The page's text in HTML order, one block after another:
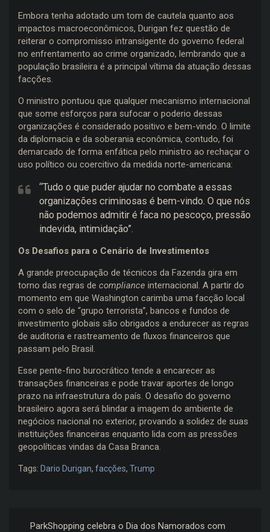
Embora tenha adotado um tom de cautela quanto aos
impactos macroeconômicos, Durigan fez questão de
reiterar o compromisso intransigente do governo federal
no enfrentamento ao crime organizado, lembrando que a
população brasileira é a principal vítima da atuação dessas
facções.
O ministro pontuou que qualquer mecanismo internacional
que some esforços para sufocar o poderio dessas
organizações é considerado positivo e bem-vindo. O limite
da diplomacia e da soberania econômica, contudo, foi
demarcado de forma enfática pelo ministro ao rechaçar o
uso político ou coercitivo da medida norte-americana:
“Tudo o que puder ajudar no combate a essas
organizações criminosas é bem-vindo. O que nós
não podemos admitir é faca no pescoço, pressão
indevida, intimidação”.
Os Desafios para o Cenário de Investimentos
A grande preocupação de técnicos da Fazenda gira em
torno das regras de compliance internacional. A partir do
momento em que Washington carimba uma facção local
com o selo de “grupo terrorista”, bancos e fundos de
investimento globais são obrigados a endurecer as regras
de auditoria e rastreamento de fluxos financeiros que
passam pelo Brasil.
Esse pente-fino burocrático tende a encarecer as
transações financeiras e pode travar aportes de longo
prazo na infraestrutura do país. O desafio do governo
brasileiro agora será blindar a imagem do ambiente de
negócios nacional no exterior, provando a solidez de suas
instituições financeiras enquanto lida com as pressões
geopolíticas vindas da Casa Branca.
Tags: Dario Durigan, facções, Trump
ParkShopping celebra o Dia dos Namorados com